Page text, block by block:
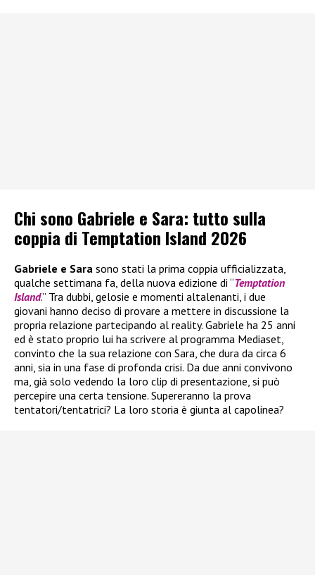
Chi sono Gabriele e Sara: tutto sulla
coppia di Temptation Island 2026
Gabriele e Sara sono stati la prima coppia ufficializzata,
qualche settimana fa, della nuova edizione di “Temptation
Island.” Tra dubbi, gelosie e momenti altalenanti, i due
giovani hanno deciso di provare a mettere in discussione la
propria relazione partecipando al reality. Gabriele ha 25 anni
ed è stato proprio lui ha scrivere al programma Mediaset,
convinto che la sua relazione con Sara, che dura da circa 6
anni, sia in una fase di profonda crisi. Da due anni convivono
ma, già solo vedendo la loro clip di presentazione, si può
percepire una certa tensione. Supereranno la prova
tentatori/tentatrici? La loro storia è giunta al capolinea?